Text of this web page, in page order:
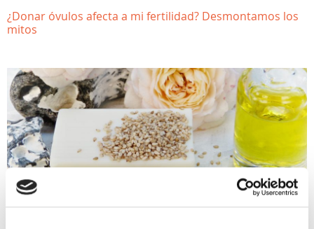
¿Donar óvulos afecta a mi fertilidad? Desmontamos los
mitos